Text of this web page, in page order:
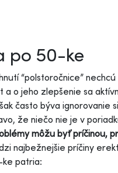
po 50-ke
“polstoročnice”
a o jeho zlepšenie sa
často býva ignorovanie
že niečo nie je v
môžu byť príčinou,
najbežnejšie príčiny
patria: